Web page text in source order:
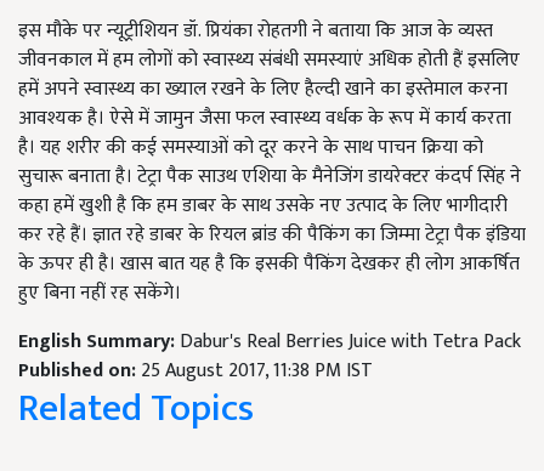
इस मौके पर न्यूट्रीशियन डॉ. प्रियंका रोहतगी ने बताया कि आज के व्यस्त
जीवनकाल में हम लोगों को स्वास्थ्य संबंधी समस्याएं अधिक होती हैं इसलिए
हमें अपने स्वास्थ्य का ख्याल रखने के लिए हैल्दी खाने का इस्तेमाल करना
आवश्यक है। ऐसे में जामुन जैसा फल स्वास्थ्य वर्धक के रूप में कार्य करता
है। यह शरीर की कई समस्याओं को दूर करने के साथ पाचन क्रिया को
सुचारू बनाता है। टेट्रा पैक साउथ एशिया के मैनेजिंग डायरेक्टर कंदर्प सिंह ने
कहा हमें खुशी है कि हम डाबर के साथ उसके नए उत्पाद के लिए भागीदारी
कर रहे हैं। ज्ञात रहे डाबर के रियल ब्रांड की पैकिंग का जिम्मा टेट्रा पैक इंडिया
के ऊपर ही है। खास बात यह है कि इसकी पैकिंग देखकर ही लोग आकर्षित
हुए बिना नहीं रह सकेंगे।
English Summary:Dabur's Real Berries Juice with Tetra Pack
Published on:25 August 2017, 11:38 PM IST
Related Topics